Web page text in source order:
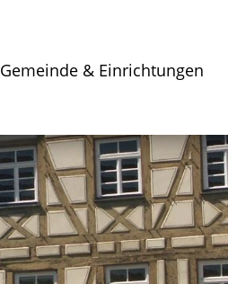
Gemeinde & Einrichtungen